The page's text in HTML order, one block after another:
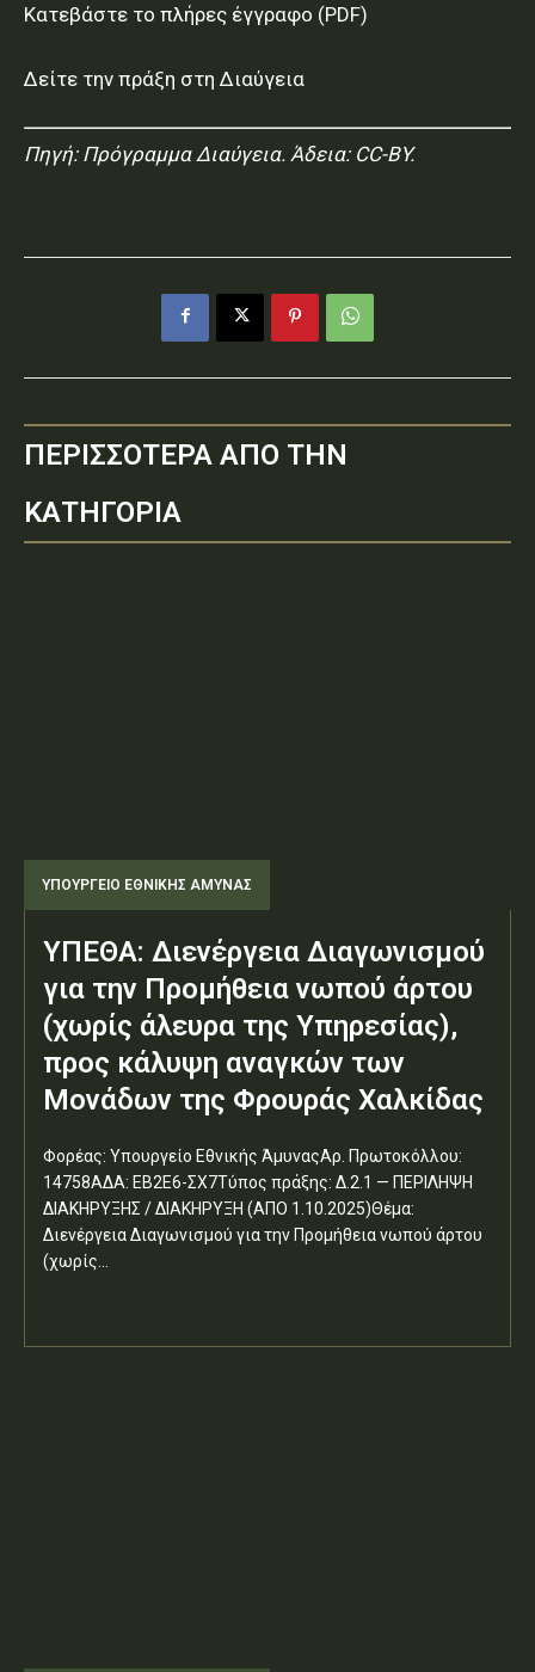
Κατεβάστε το πλήρες έγγραφο (PDF)
Δείτε την πράξη στη Διαύγεια
Πηγή: Πρόγραμμα Διαύγεια. Άδεια: CC-BY.
ΠΕΡΙΣΣΟΤΕΡΑ ΑΠΟ ΤΗΝ
ΚΑΤΗΓΟΡΙΑ
ΥΠΟΥΡΓΕΊΟ ΕΘΝΙΚΉΣ ΆΜΥΝΑΣ
ΥΠΕΘΑ: Διενέργεια Διαγωνισμού
για την Προμήθεια νωπού άρτου
(χωρίς άλευρα της Υπηρεσίας),
προς κάλυψη αναγκών των
Μονάδων της Φρουράς Χαλκίδας
Φορέας: Υπουργείο Εθνικής ΆμυναςΑρ. Πρωτοκόλλου:
14758ΑΔΑ: ΕΒ2Ε6-ΣΧ7Τύπος πράξης: Δ.2.1 — ΠΕΡΙΛΗΨΗ
ΔΙΑΚΗΡΥΞΗΣ / ΔΙΑΚΗΡΥΞΗ (ΑΠΟ 1.10.2025)Θέμα:
Διενέργεια Διαγωνισμού για την Προμήθεια νωπού άρτου
(χωρίς...